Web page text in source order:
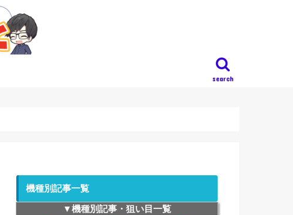
search
機種別記事一覧
▼機種別記事・狙い目一覧